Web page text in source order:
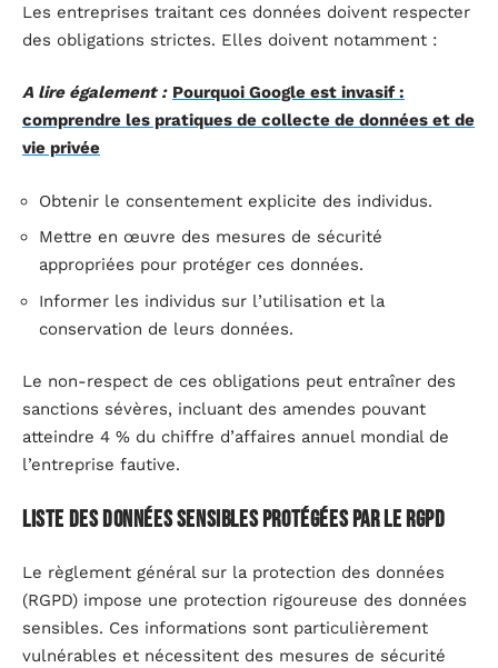
Les entreprises traitant ces données doivent respecter
des obligations strictes. Elles doivent notamment :
A lire également : Pourquoi Google est invasif :
comprendre les pratiques de collecte de données et de
vie privée
Obtenir le consentement explicite des individus.
Mettre en œuvre des mesures de sécurité
appropriées pour protéger ces données.
Informer les individus sur l’utilisation et la
conservation de leurs données.
Le non-respect de ces obligations peut entraîner des
sanctions sévères, incluant des amendes pouvant
atteindre 4 % du chiffre d’affaires annuel mondial de
l’entreprise fautive.
Liste des données sensibles protégées par le RGPD
Le règlement général sur la protection des données
(RGPD) impose une protection rigoureuse des données
sensibles. Ces informations sont particulièrement
vulnérables et nécessitent des mesures de sécurité